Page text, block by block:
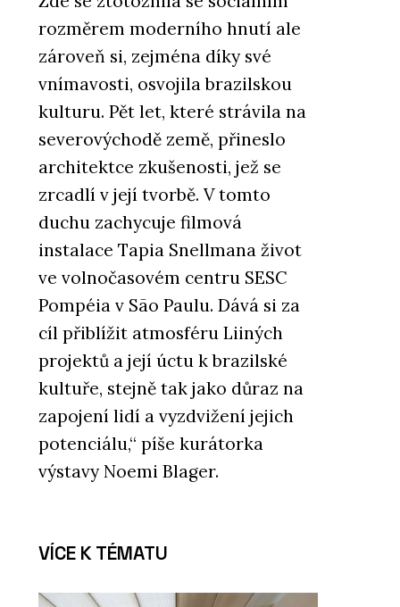
rozměrem moderního hnutí ale
zároveň si, zejména díky své
vnímavosti, osvojila brazilskou
kulturu. Pět let, které strávila na
severovýchodě země, přineslo
architektce zkušenosti, jež se
zrcadlí v její tvorbě. V tomto
duchu zachycuje filmová
instalace Tapia Snellmana život
ve volnočasovém centru SESC
Pompéia v São Paulu. Dává si za
cíl přiblížit atmosféru Liiných
projektů a její úctu k brazilské
kultuře, stejně tak jako důraz na
zapojení lidí a vyzdvižení jejich
potenciálu,“ píše kurátorka
výstavy Noemi Blager.
VÍCE K TÉMATU